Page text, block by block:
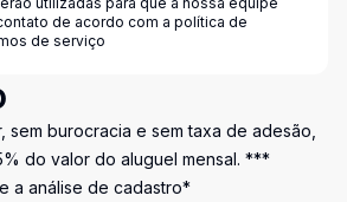
de acordo com a política de
de serviço
sem burocracia e sem taxa de adesão,
do valor do aluguel mensal. ***
a análise de cadastro*